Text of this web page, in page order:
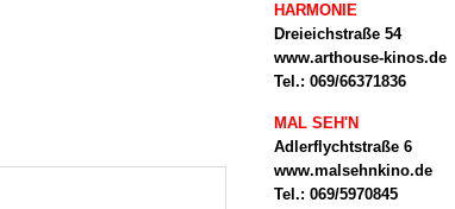
HARMONIE
Dreieichstraße 54
www.arthouse-kinos.de
Tel.: 069/66371836
MAL SEH'N
Adlerflychtstraße 6
www.malsehnkino.de
Tel.: 069/5970845